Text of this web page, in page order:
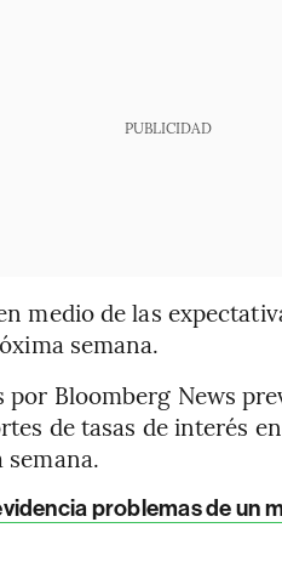
PUBLICIDAD
medio de las
semana.
Bloomberg News
de tasas de interés
problemas de un